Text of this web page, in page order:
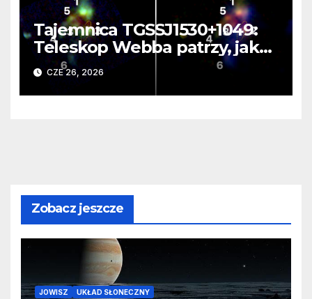
Tajemnica TGSSJ1530+1049:
Teleskop Webba patrzy, jak
rodzi się supergalaktyka i
monstrualna czarna dziura
CZE 26, 2026
Zobacz jeszcze
JOWISZ UKŁAD SŁONECZNY